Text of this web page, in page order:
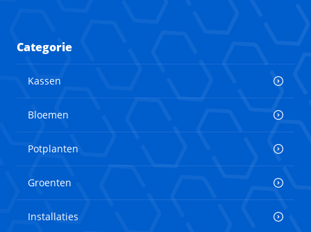
Categorie
Kassen
Bloemen
Potplanten
Groenten
Installaties